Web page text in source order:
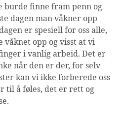
burde finne fram penn og
dagen man våkner opp
er spesiell for oss alle,
opp og visst at vi
i vanlig arbeid. Det er
når den er der, for selv
kan vi ikke forberede oss
til å føles, det er rett og